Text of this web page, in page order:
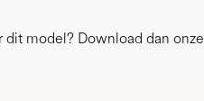
model? Download dan onze